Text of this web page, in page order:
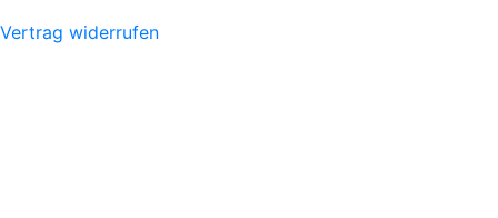
Vertrag widerrufen